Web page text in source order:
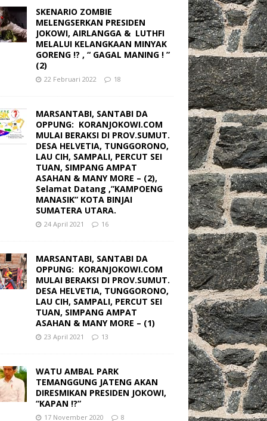
SKENARIO ZOMBIE
MELENGSERKAN PRESIDEN
JOKOWI, AIRLANGGA & LUTHFI
MELALUI KELANGKAAN MINYAK
GORENG !? , “ GAGAL MANING ! ”
(2)
22 Februari 2022 18
MARSANTABI, SANTABI DA
OPPUNG: KORANJOKOWI.COM
MULAI BERAKSI DI PROV.SUMUT.
DESA HELVETIA, TUNGGORONO,
LAU CIH, SAMPALI, PERCUT SEI
TUAN, SIMPANG AMPAT
ASAHAN & MANY MORE – (2),
Selamat Datang ,”KAMPOENG
MANASIK” KOTA BINJAI
SUMATERA UTARA.
24 April 2021 16
MARSANTABI, SANTABI DA
OPPUNG: KORANJOKOWI.COM
MULAI BERAKSI DI PROV.SUMUT.
DESA HELVETIA, TUNGGORONO,
LAU CIH, SAMPALI, PERCUT SEI
TUAN, SIMPANG AMPAT
ASAHAN & MANY MORE – (1)
23 April 2021 13
WATU AMBAL PARK
TEMANGGUNG JATENG AKAN
DIRESMIKAN PRESIDEN JOKOWI,
“KAPAN !?”
17 November 2020 8